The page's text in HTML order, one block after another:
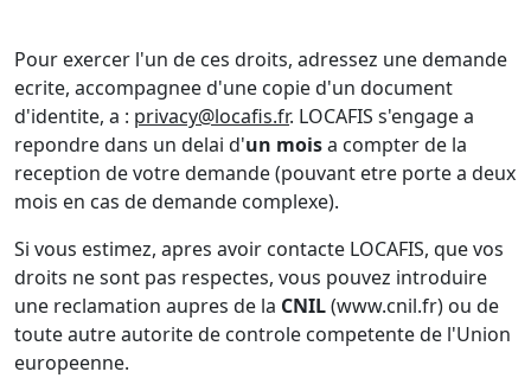
Pour exercer l'un de ces droits, adressez une demande
ecrite, accompagnee d'une copie d'un document
d'identite, a : privacy@locafis.fr. LOCAFIS s'engage a
repondre dans un delai d'un moisa compter de la
reception de votre demande (pouvant etre porte a deux
mois en cas de demande complexe).
Si vous estimez, apres avoir contacte LOCAFIS, que vos
droits ne sont pas respectes, vous pouvez introduire
une reclamation aupres de la CNIL(www.cnil.fr) ou de
toute autre autorite de controle competente de l'Union
europeenne.